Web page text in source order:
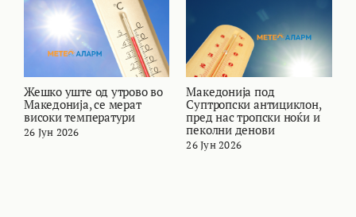
Жешко уште од утрово во
Македонија, се мерат
високи температури
26 Јун 2026
Македонија под
Суптропски антициклон,
пред нас тропски ноќи и
пеколни денови
26 Јун 2026